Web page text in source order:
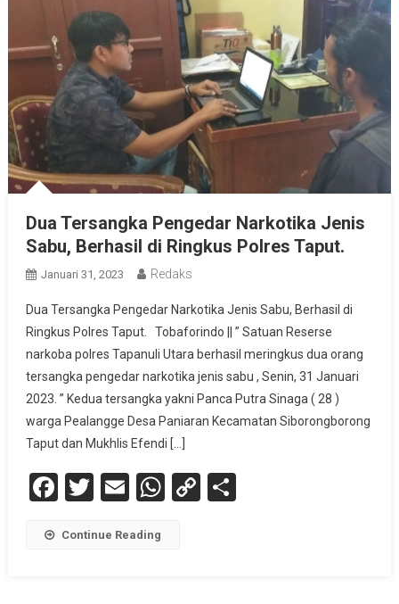
Dua Tersangka Pengedar Narkotika Jenis
Sabu, Berhasil di Ringkus Polres Taput.
Januari 31, 2023 Redaks
Dua Tersangka Pengedar Narkotika Jenis Sabu, Berhasil di
Ringkus Polres Taput. Tobaforindo || ” Satuan Reserse
narkoba polres Tapanuli Utara berhasil meringkus dua orang
tersangka pengedar narkotika jenis sabu , Senin, 31 Januari
2023. ” Kedua tersangka yakni Panca Putra Sinaga ( 28 )
warga Pealangge Desa Paniaran Kecamatan Siborongborong
Taput dan Mukhlis Efendi […]
Facebook
Twitter
EmailWhatsApp
Copy
Continue Reading